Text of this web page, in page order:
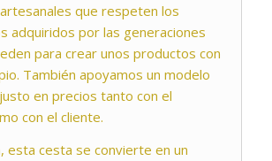
que respeten los
adquiridos por las generaciones
para crear unos productos con
También apoyamos un modelo
en precios tanto con el
con el cliente.
esta cesta se convierte en un